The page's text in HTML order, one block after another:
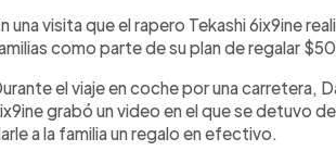
► Escuchar artículo
una visita que el rapero Tekashi 6ix9ine
como parte de su plan de regalar
el viaje en coche por una carretera,
grabó un video en el que se detuvo
a la familia un regalo en efectivo.